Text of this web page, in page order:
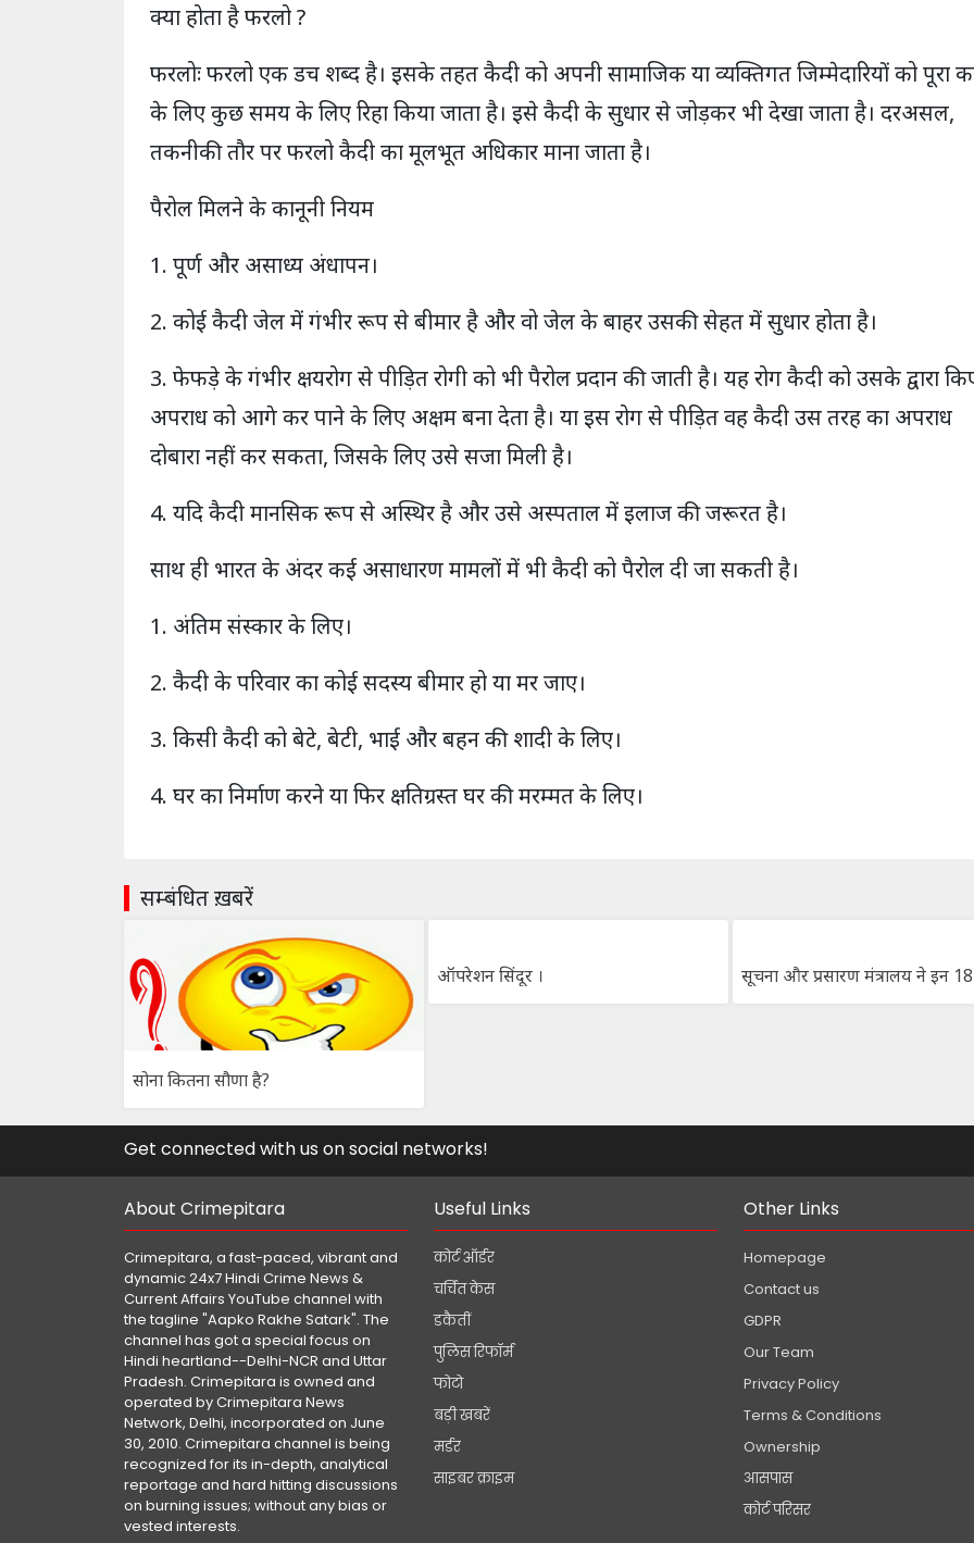
क्या होता है फरलो ?
फरलोः फरलो एक डच शब्द है। इसके तहत कैदी को अपनी सामाजिक या व्यक्तिगत जिम्मेदारियों को पूरा
के लिए कुछ समय के लिए रिहा किया जाता है। इसे कैदी के सुधार से जोड़कर भी देखा जाता है। दरअसल,
तकनीकी तौर पर फरलो कैदी का मूलभूत अधिकार माना जाता है।
पैरोल मिलने के कानूनी नियम
1. पूर्ण और असाध्य अंधापन।
2. कोई कैदी जेल में गंभीर रूप से बीमार है और वो जेल के बाहर उसकी सेहत में सुधार होता है।
3. फेफड़े के गंभीर क्षयरोग से पीड़ित रोगी को भी पैरोल प्रदान की जाती है। यह रोग कैदी को उसके द्वारा
अपराध को आगे कर पाने के लिए अक्षम बना देता है। या इस रोग से पीड़ित वह कैदी उस तरह का अपराध
दोबारा नहीं कर सकता, जिसके लिए उसे सजा मिली है।
4. यदि कैदी मानसिक रूप से अस्थिर है और उसे अस्पताल में इलाज की जरूरत है।
साथ ही भारत के अंदर कई असाधारण मामलों में भी कैदी को पैरोल दी जा सकती है।
1. अंतिम संस्कार के लिए।
2. कैदी के परिवार का कोई सदस्य बीमार हो या मर जाए।
3. किसी कैदी को बेटे, बेटी, भाई और बहन की शादी के लिए।
4. घर का निर्माण करने या फिर क्षतिग्रस्त घर की मरम्मत के लिए।
सम्बंधित ख़बरें
सोना कितना सौणा है?
ऑपरेशन सिंदूर ।
Get connected with us on social networks!
About Crimepitara
Crimepitara, a fast-paced, vibrant and
dynamic 24x7 Hindi Crime News &
Current Affairs YouTube channel with
the tagline "Aapko Rakhe Satark". The
channel has got a special focus on
Hindi heartland--Delhi-NCR and Uttar
Pradesh. Crimepitara is owned and
operated by Crimepitara News
Network, Delhi, incorporated on June
30, 2010. Crimepitara channel is being
recognized for its in-depth, analytical
reportage and hard hitting discussions
on burning issues; without any bias or
vested interests.
Useful Links
कोर्ट ऑर्डर
चर्चित केस
डकैतीं
पुलिस रिफॉर्म
फोटो
बड़ी खबरें
मर्डर
साइबर क्राइम
Other Links
Homepage
Contact us
GDPR
Our Team
Privacy Policy
Terms & Conditions
Ownership
आसपास
कोर्ट परिसर